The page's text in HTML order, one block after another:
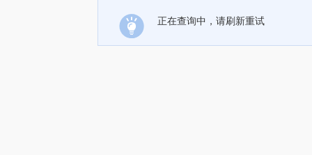
正在查询中，请刷新重试